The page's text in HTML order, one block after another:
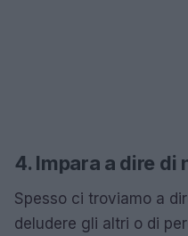
4. Impara a dire di
Spesso ci troviamo a
deludere gli altri o di